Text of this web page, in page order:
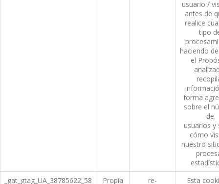
usuario /
antes de
realice
tipo
haciendo
el
forma
sobre el
de
usuarios y
cómo
nuestro
_gat_gtag_UA_38785622_58
Propia re- Esta